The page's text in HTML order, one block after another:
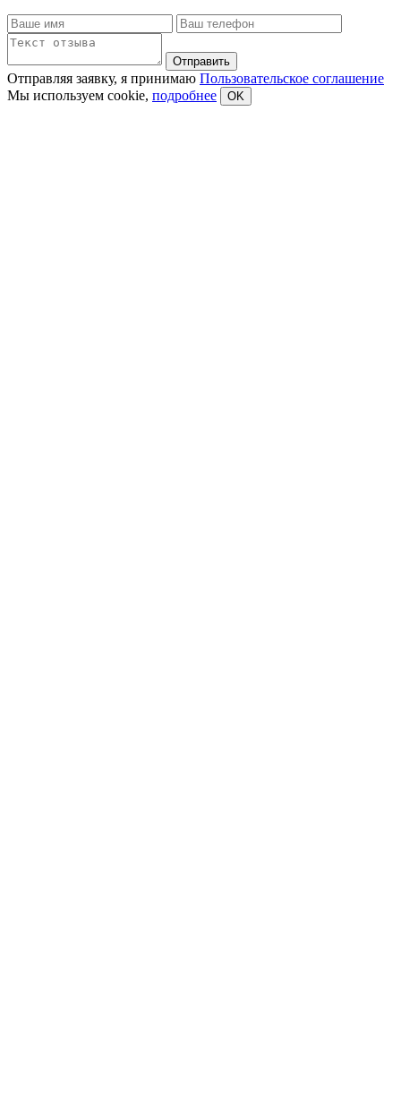
Отправляя заявку, я принимаю Пользовательское соглашение
Мы используем cookie, подробнее OK